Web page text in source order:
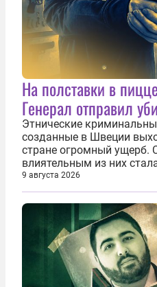
На полставки в
Генерал отправил
Этнические
созданные в Швеции
стране огромный
влиятельным из них
этой сети не только
подсаживают их на
нечто еще даже более
9 августа 2026